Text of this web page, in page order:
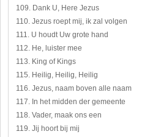
109. Dank U, Here Jezus
110. Jezus roept mij, ik zal volgen
111. U houdt Uw grote hand
112. He, luister mee
113. King of Kings
115. Heilig, Heilig, Heilig
116. Jezus, naam boven alle naam
117. In het midden der gemeente
118. Vader, maak ons een
119. Jij hoort bij mij